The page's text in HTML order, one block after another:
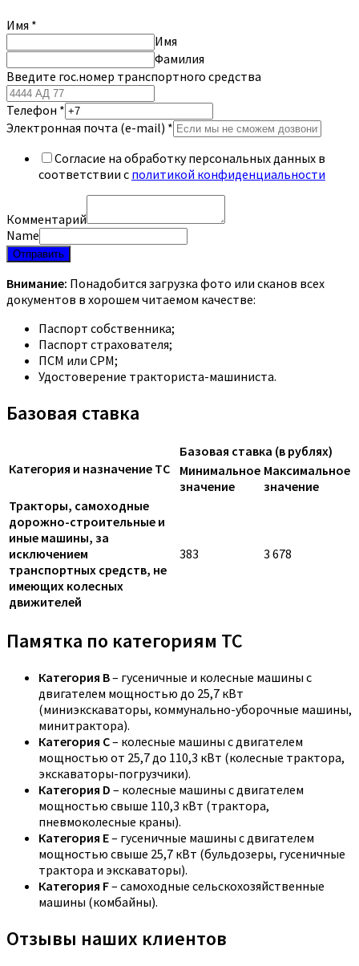
Имя *
Имя
Фамилия
Введите гос.номер транспортного средства
Телефон *
Электронная почта (e-mail) *
Согласие на обработку персональных данных в
соответствии с политикой конфиденциальности
Комментарий
Name
Отправить
Внимание: Понадобится загрузка фото или сканов всех
документов в хорошем читаемом качестве:
Паспорт собственника;
Паспорт страхователя;
ПСМ или СРМ;
Удостоверение тракториста-машиниста.
Базовая ставка
Категория и назначение ТС
Базовая ставка (в рублях)
Минимальное
значение
Максимальное
значение
Тракторы, самоходные
дорожно-строительные и
иные машины, за
исключением
транспортных средств, не
имеющих колесных
движителей
383 3 678
Памятка по категориям ТС
Категория B– гусеничные и колесные машины с
двигателем мощностью до 25,7 кВт
(миниэкскаваторы, коммунально-уборочные машины,
минитрактора).
Категория C– колесные машины с двигателем
мощностью от 25,7 до 110,3 кВт (колесные трактора,
экскаваторы-погрузчики).
Категория D – колесные машины с двигателем
мощностью свыше 110,3 кВт (трактора,
пневмоколесные краны).
Категория E– гусеничные машины с двигателем
мощностью свыше 25,7 кВт (бульдозеры, гусеничные
трактора и экскаваторы).
Категория F– самоходные сельскохозяйственные
машины (комбайны).
Отзывы наших клиентов